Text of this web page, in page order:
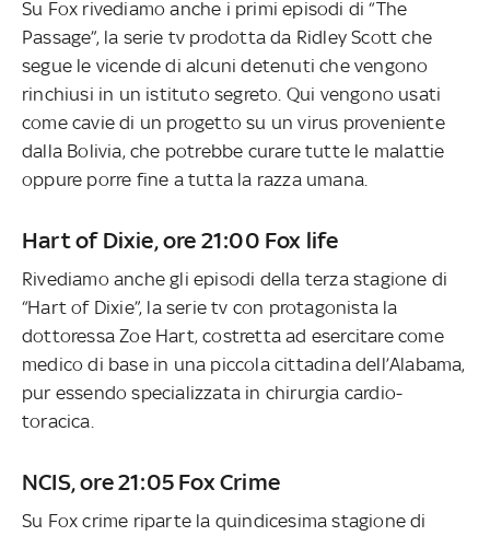
Su Fox rivediamo anche i primi episodi di “The
Passage”, la serie tv prodotta da Ridley Scott che
segue le vicende di alcuni detenuti che vengono
rinchiusi in un istituto segreto. Qui vengono usati
come cavie di un progetto su un virus proveniente
dalla Bolivia, che potrebbe curare tutte le malattie
oppure porre fine a tutta la razza umana.
Hart of Dixie, ore 21:00 Fox life
Rivediamo anche gli episodi della terza stagione di
“Hart of Dixie”, la serie tv con protagonista la
dottoressa Zoe Hart, costretta ad esercitare come
medico di base in una piccola cittadina dell’Alabama,
pur essendo specializzata in chirurgia cardio-
toracica.
NCIS, ore 21:05 Fox Crime
Su Fox crime riparte la quindicesima stagione di